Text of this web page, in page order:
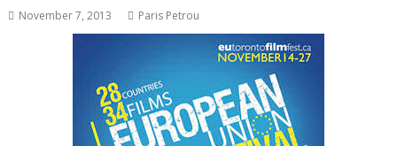
November 7, 2013 Paris Petrou